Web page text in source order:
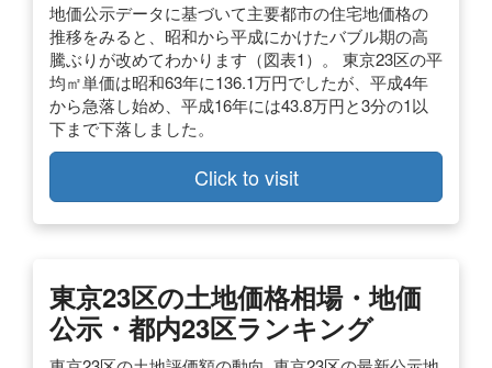
地価公示データに基づいて主要都市の住宅地価格の
推移をみると、昭和から平成にかけたバブル期の高
騰ぶりが改めてわかります（図表1）。 東京23区の平
均㎡単価は昭和63年に136.1万円でしたが、平成4年
から急落し始め、平成16年には43.8万円と3分の1以
下まで下落しました。
Click to visit
東京23区の土地価格相場・地価
公示・都内23区ランキング